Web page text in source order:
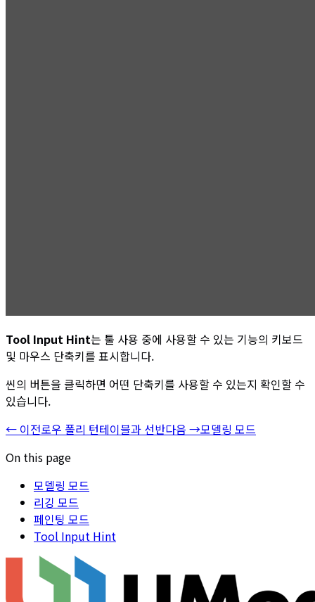
Tool Input Hint는 툴 사용 중에 사용할 수 있는 기능의 키보드
및 마우스 단축키를 표시합니다.
씬의 버튼을 클릭하면 어떤 단축키를 사용할 수 있는지 확인할 수
있습니다.
← 이전로우 폴리 턴테이블과 선반다음 →모델링 모드
On this page
모델링 모드
리깅 모드
페인팅 모드
Tool Input Hint